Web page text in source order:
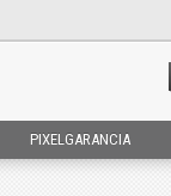
PIXELGARANCIA